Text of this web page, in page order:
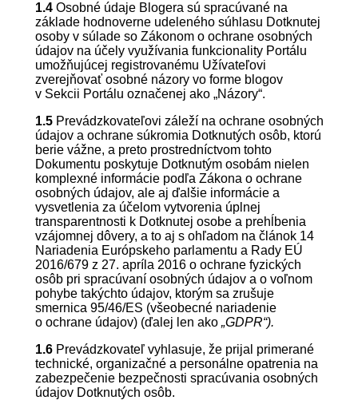
1.4Osobné údaje Blogera sú spracúvané na
základe hodnoverne udeleného súhlasu Dotknutej
osoby v súlade so Zákonom o ochrane osobných
údajov na účely využívania funkcionality Portálu
umožňujúcej registrovanému Užívateľovi
zverejňovať osobné názory vo forme blogov
v Sekcii Portálu označenej ako „Názory“.
1.5Prevádzkovateľovi záleží na ochrane osobných
údajov a ochrane súkromia Dotknutých osôb, ktorú
berie vážne, a preto prostredníctvom tohto
Dokumentu poskytuje Dotknutým osobám nielen
komplexné informácie podľa Zákona o ochrane
osobných údajov, ale aj ďalšie informácie a
vysvetlenia za účelom vytvorenia úplnej
transparentnosti k Dotknutej osobe a prehĺbenia
vzájomnej dôvery, a to aj s ohľadom na článok 14
Nariadenia Európskeho parlamentu a Rady EÚ
2016/679 z 27. apríla 2016 o ochrane fyzických
osôb pri spracúvaní osobných údajov a o voľnom
pohybe takýchto údajov, ktorým sa zrušuje
smernica 95/46/ES (všeobecné nariadenie
o ochrane údajov) (ďalej len ako „GDPR“).
1.6Prevádzkovateľ vyhlasuje, že prijal primerané
technické, organizačné a personálne opatrenia na
zabezpečenie bezpečnosti spracúvania osobných
údajov Dotknutých osôb.